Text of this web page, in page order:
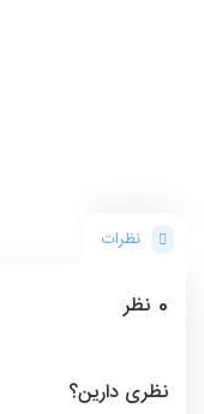
نظرات
0 نظر
نظری دارین؟